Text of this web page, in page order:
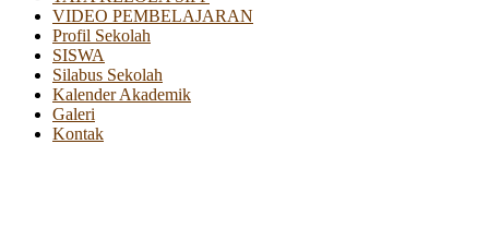
VIDEO PEMBELAJARAN
Profil Sekolah
SISWA
Silabus Sekolah
Kalender Akademik
Galeri
Kontak